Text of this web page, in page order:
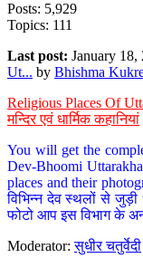
Posts: 5,929
Topics: 111
Last post: January
Ut... by Bhishma
Religious Places Of
मन्दिर एवं धार्मिक कहानियां
You will get the
Dev-Bhoomi
places and their
विभिन्न देव स्थलों से जुड़ी
फोटो आप इस विभाग के
Moderator:सुधीर चतुर्वेदी